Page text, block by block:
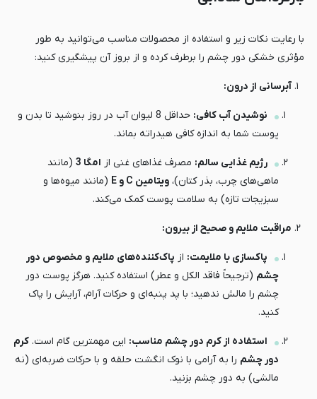
با رعایت نکات زیر و استفاده از محصولات مناسب می‌توانید به طور
مؤثری خشکی دور چشم را برطرف کرده و از بروز آن پیشگیری کنید:
آبرسانی از درون:
نوشیدن آب کافی:
حداقل 8 لیوان آب در روز بنوشید تا بدن و
پوست شما به اندازه کافی هیدراته بماند.
رژیم غذایی سالم: مصرف غذاهای غنی از امگا 3
(مانند
ماهی‌های چرب، بذر کتان)، ویتامین C و E
(مانند میوه‌ها و
سبزیجات تازه) به سلامت پوست کمک می‌کند.
مراقبت ملایم و صحیح از بیرون:
پاکسازی با ملایمت: از پاک‌کننده‌های ملایم و مخصوص دور
چشم (ترجیحاً فاقد الکل و عطر) استفاده کنید. هرگز پوست دور
چشم را مالش ندهید؛ با پد پنبه‌ای و حرکات آرام، آرایش را پاک
کنید.
استفاده از کرم دور چشم مناسب: این مهمترین گام است. کرم
دور چشم را به آرامی با نوک انگشت حلقه و با حرکات ضربه‌ای (نه
مالشی) به دور چشم بزنید.